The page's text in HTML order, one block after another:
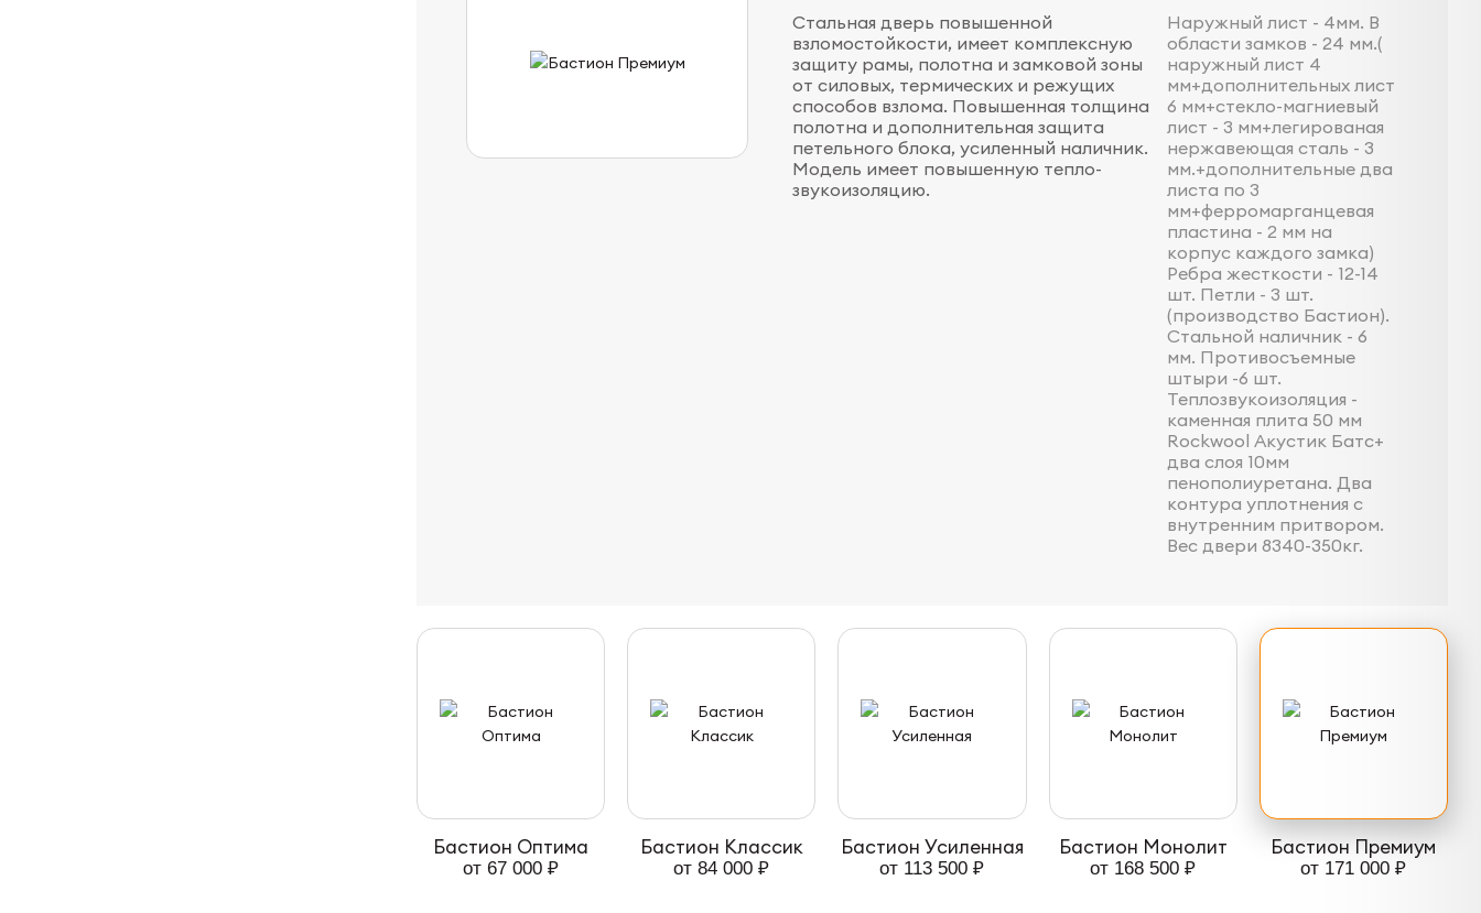
Стальная дверь повышенной
взломостойкости, имеет комплексную
защиту рамы, полотна и замковой зоны
от силовых, термических и режущих
способов взлома. Повышенная толщина
полотна и дополнительная защита
петельного блока, усиленный наличник.
Модель имеет повышенную тепло-
звукоизоляцию.
Наружный лист - 4мм. В
области замков - 24 мм.(
наружный лист 4
мм+дополнительных лист
6 мм+стекло-магниевый
лист - 3 мм+легированая
нержавеющая сталь - 3
мм.+дополнительные два
листа по 3
мм+ферромарганцевая
пластина - 2 мм на
корпус каждого замка)
Ребра жесткости - 12-14
шт. Петли - 3 шт.
(производство Бастион).
Стальной наличник - 6
мм. Противосъемные
штыри -6 шт.
Теплозвукоизоляция -
каменная плита 50 мм
Rockwool Акустик Батс+
два слоя 10мм
пенополиуретана. Два
контура уплотнения с
внутренним притвором.
Вес двери 8340-350кг.
Бастион Оптима
от 67 000 ₽
Бастион Классик
от 84 000 ₽
Бастион Усиленная
от 113 500 ₽
Бастион Монолит
от 168 500 ₽
Бастион Премиум
от 171 000 ₽